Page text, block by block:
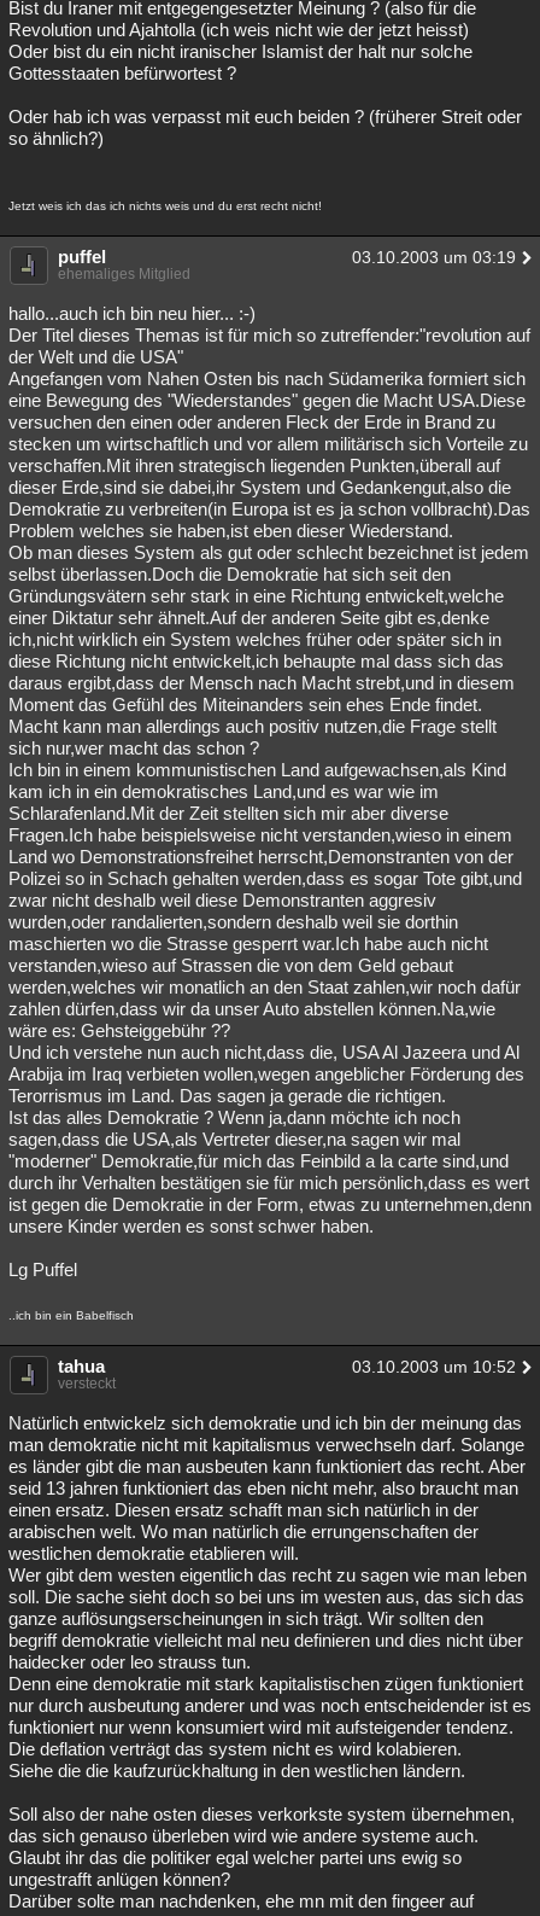
Bist du Iraner mit entgegengesetzter Meinung ? (also für die
Revolution und Ajahtolla (ich weis nicht wie der jetzt heisst)
Oder bist du ein nicht iranischer Islamist der halt nur solche
Gottesstaaten befürwortest ?
Oder hab ich was verpasst mit euch beiden ? (früherer Streit oder
so ähnlich?)
Jetzt weis ich das ich nichts weis und du erst recht nicht!
puffel 03.10.2003 um 03:19
ehemaliges Mitglied
hallo...auch ich bin neu hier... :-)
Der Titel dieses Themas ist für mich so zutreffender:"revolution auf
der Welt und die USA"
Angefangen vom Nahen Osten bis nach Südamerika formiert sich
eine Bewegung des "Wiederstandes" gegen die Macht USA.Diese
versuchen den einen oder anderen Fleck der Erde in Brand zu
stecken um wirtschaftlich und vor allem militärisch sich Vorteile zu
verschaffen.Mit ihren strategisch liegenden Punkten,überall auf
dieser Erde,sind sie dabei,ihr System und Gedankengut,also die
Demokratie zu verbreiten(in Europa ist es ja schon vollbracht).Das
Problem welches sie haben,ist eben dieser Wiederstand.
Ob man dieses System als gut oder schlecht bezeichnet ist jedem
selbst überlassen.Doch die Demokratie hat sich seit den
Gründungsvätern sehr stark in eine Richtung entwickelt,welche
einer Diktatur sehr ähnelt.Auf der anderen Seite gibt es,denke
ich,nicht wirklich ein System welches früher oder später sich in
diese Richtung nicht entwickelt,ich behaupte mal dass sich das
daraus ergibt,dass der Mensch nach Macht strebt,und in diesem
Moment das Gefühl des Miteinanders sein ehes Ende findet.
Macht kann man allerdings auch positiv nutzen,die Frage stellt
sich nur,wer macht das schon ?
Ich bin in einem kommunistischen Land aufgewachsen,als Kind
kam ich in ein demokratisches Land,und es war wie im
Schlarafenland.Mit der Zeit stellten sich mir aber diverse
Fragen.Ich habe beispielsweise nicht verstanden,wieso in einem
Land wo Demonstrationsfreihet herrscht,Demonstranten von der
Polizei so in Schach gehalten werden,dass es sogar Tote gibt,und
zwar nicht deshalb weil diese Demonstranten aggresiv
wurden,oder randalierten,sondern deshalb weil sie dorthin
maschierten wo die Strasse gesperrt war.Ich habe auch nicht
verstanden,wieso auf Strassen die von dem Geld gebaut
werden,welches wir monatlich an den Staat zahlen,wir noch dafür
zahlen dürfen,dass wir da unser Auto abstellen können.Na,wie
wäre es: Gehsteiggebühr ??
Und ich verstehe nun auch nicht,dass die, USA Al Jazeera und Al
Arabija im Iraq verbieten wollen,wegen angeblicher Förderung des
Terorrismus im Land. Das sagen ja gerade die richtigen.
Ist das alles Demokratie ? Wenn ja,dann möchte ich noch
sagen,dass die USA,als Vertreter dieser,na sagen wir mal
"moderner" Demokratie,für mich das Feinbild a la carte sind,und
durch ihr Verhalten bestätigen sie für mich persönlich,dass es wert
ist gegen die Demokratie in der Form, etwas zu unternehmen,denn
unsere Kinder werden es sonst schwer haben.
Lg Puffel
..ich bin ein Babelfisch
tahua 03.10.2003 um 10:52
versteckt
Natürlich entwickelz sich demokratie und ich bin der meinung das
man demokratie nicht mit kapitalismus verwechseln darf. Solange
es länder gibt die man ausbeuten kann funktioniert das recht. Aber
seid 13 jahren funktioniert das eben nicht mehr, also braucht man
einen ersatz. Diesen ersatz schafft man sich natürlich in der
arabischen welt. Wo man natürlich die errungenschaften der
westlichen demokratie etablieren will.
Wer gibt dem westen eigentlich das recht zu sagen wie man leben
soll. Die sache sieht doch so bei uns im westen aus, das sich das
ganze auflösungserscheinungen in sich trägt. Wir sollten den
begriff demokratie vielleicht mal neu definieren und dies nicht über
haidecker oder leo strauss tun.
Denn eine demokratie mit stark kapitalistischen zügen funktioniert
nur durch ausbeutung anderer und was noch entscheidender ist es
funktioniert nur wenn konsumiert wird mit aufsteigender tendenz.
Die deflation verträgt das system nicht es wird kolabieren.
Siehe die die kaufzurückhaltung in den westlichen ländern.
Soll also der nahe osten dieses verkorkste system übernehmen,
das sich genauso überleben wird wie andere systeme auch.
Glaubt ihr das die politiker egal welcher partei uns ewig so
ungestrafft anlügen können?
Darüber solte man nachdenken, ehe mn mit den fingeer auf